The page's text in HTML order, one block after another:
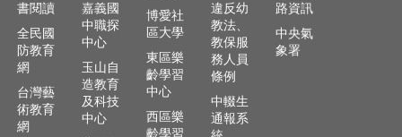
路
通
報
通
資
書閱讀
全民國
防教育
網
台灣藝
術教育
網
嘉義國
中職探
中心
玉山自
造教育
及科技
中心
博愛社
區大學
東區樂
齡學習
中心
西區樂
齡學習
違反幼
教法、
教保服
務人員
條例
中輟生
通報系
路資訊
中央氣
象署